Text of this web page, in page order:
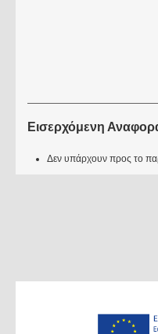
Εισερχόμενη
Δεν υπάρχουν προς το